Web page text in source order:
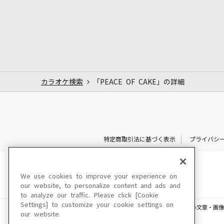
カラオケ検索 「PEACE OF CAKE」の詳細
特定商取引法に基づく表示 プライバシ
このサイトに掲載されている一切の文章・画
We use cookies to improve your experience on
our website, to personalize content and ads and
to analyze our traffic. Please click [Cookie
Settings] to customize your cookie settings on
our website.